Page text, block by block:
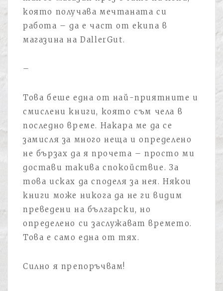
която получава мечтаната си
работа – да е част от екипа в
магазина на DallerGut.
–
Това беше една от най-приятните и
смислени книги, която съм чела в
последно време. Накара ме да се
замисля за много неща и определено
не бързах да я прочета – просто ми
достави такива спокойствие. За
това исках да споделя за нея. Някои
книги може никога да не ги видим
преведени на български, но
определено си заслужават времето.
Това е само една от тях.
Силно я препоръчвам!